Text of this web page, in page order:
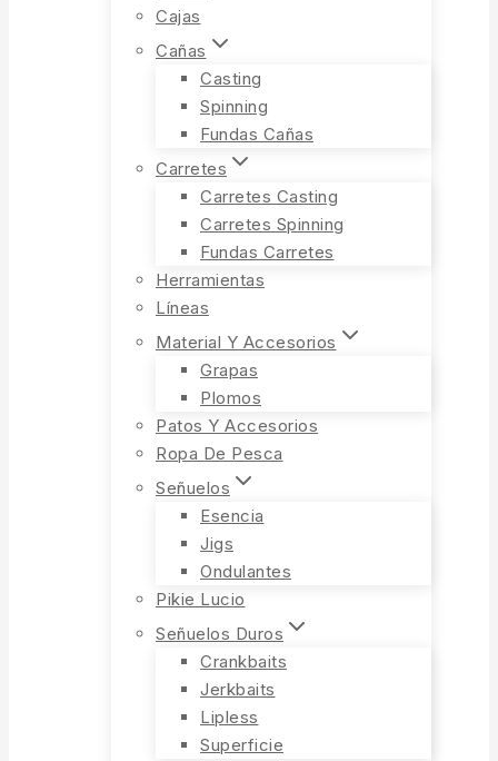
Cajas
Cañas
Casting
Spinning
Fundas Cañas
Carretes
Carretes Casting
Carretes Spinning
Fundas Carretes
Herramientas
Líneas
Material Y Accesorios
Grapas
Plomos
Patos Y Accesorios
Ropa De Pesca
Señuelos
Esencia
Jigs
Ondulantes
Pikie Lucio
Señuelos Duros
Crankbaits
Jerkbaits
Lipless
Superficie